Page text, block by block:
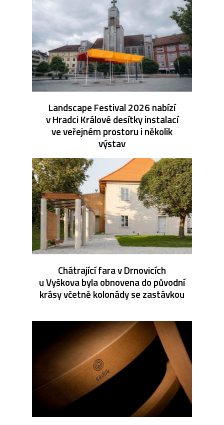
Landscape Festival 2026 nabízí
v Hradci Králové desítky instalací
ve veřejném prostoru i několik
výstav
Chátrající fara v Drnovicích
u Vyškova byla obnovena do původní
krásy včetně kolonády se zastávkou